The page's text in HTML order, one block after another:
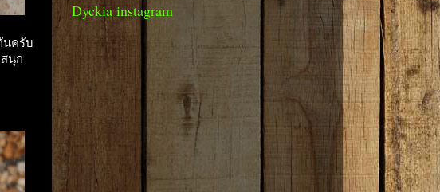
นครับ
นุก
Dyckia instagram